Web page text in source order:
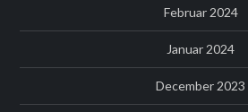
Februar 2024
Januar 2024
December 2023